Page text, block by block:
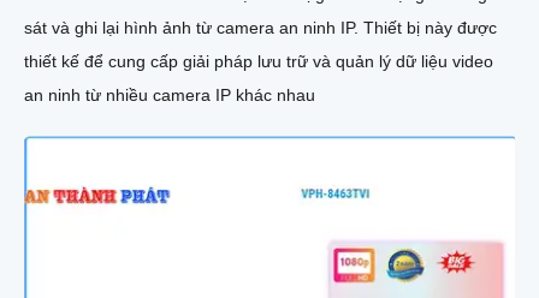
sát và ghi lại hình ảnh từ camera an ninh IP. Thiết bị này được
thiết kế để cung cấp giải pháp lưu trữ và quản lý dữ liệu video
an ninh từ nhiều camera IP khác nhau